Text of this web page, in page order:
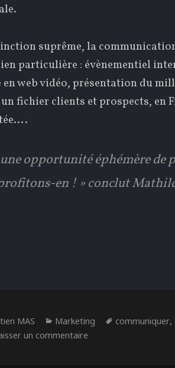
suprême, la
particulière : évènementiel
web vidéo, présentation du
fichier clients et prospects, en
opportunité éphémère de
en ! » conclut
MAS Catégories
Marketing Étiquettes
communiquer,
un commentaire